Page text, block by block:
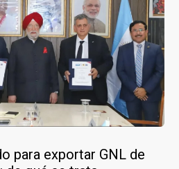
para exportar GNL de